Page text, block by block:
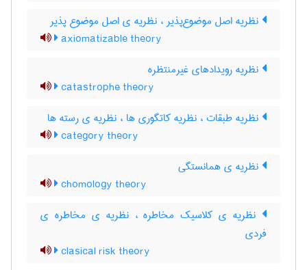
نظریه اصل موضوع‌پذیر ، نظریه ی اصل موضوع پذیر
axiomatizable theory
نظریه رویدادهای غیرمنتظره
catastrophe theory
نظریه طبقات ، نظریه کاتگوری ها ، نظریه ی رسته ها
category theory
نظریه ی همانستگی
chomology theory
نظریه ی کلاسیک مخاطره ، نظریه ی مخاطره ی
فردی
clasical risk theory